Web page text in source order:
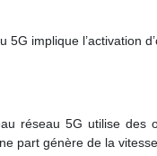
implique l’activation
réseau 5G utilise des
part génère de la